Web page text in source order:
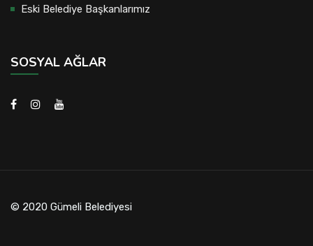
Eski Belediye Başkanlarımız
SOSYAL AĞLAR
© 2020 Gümeli Belediyesi